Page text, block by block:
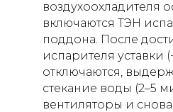
воздухоохладителя
включаются ТЭН
поддона. После
испарителя уставки
отключаются,
стекание воды (2–5
вентиляторы и